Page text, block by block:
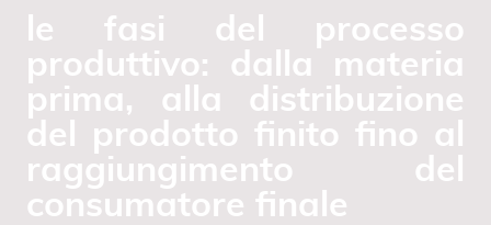
le fasi del processo
produttivo: dalla materia
prima, alla distribuzione
del prodotto finito fino al
raggiungimento del
consumatore finale